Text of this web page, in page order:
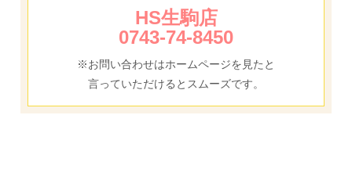
HS生駒店
0743-74-8450
※お問い合わせはホームページを見たと
言っていただけるとスムーズです。